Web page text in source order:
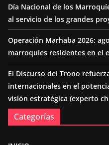
Día Nacional de los
al servicio de los grandes
Operación Marhaba 2026:
marroquíes residentes en el
El Discurso del Trono
internacionales en el
visión estratégica (experto
Categorías